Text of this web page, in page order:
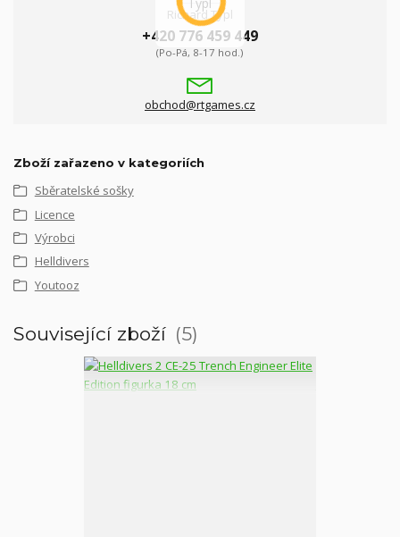
Richard Typl
+420 776 459 449
(Po-Pá, 8-17 hod.)
obchod@rtgames.cz
Zboží zařazeno v kategoriích
Sběratelské sošky
Licence
Výrobci
Helldivers
Youtooz
Související zboží 5